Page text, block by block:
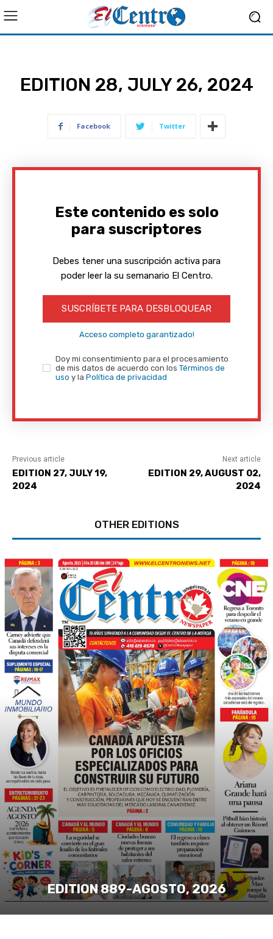
EDITION 28, JULY 26, 2024
Facebook Twitter
Este contenido es solo
para suscriptores
Debes tener una suscripción activa para
poder leer la su semanario El Centro.
SUSCRÍBETE PARA DESBLOQUEAR
Acceso completo garantizado!
Doy mi consentimiento para el procesamiento
de mis datos de acuerdo con los Términos de
uso y la Política de privacidad
Previous article
EDITION 27, JULY 19,
2024
Next article
EDITION 29, AUGUST 02,
2024
OTHER EDITIONS
EDITION 889-AGOSTO, 2026